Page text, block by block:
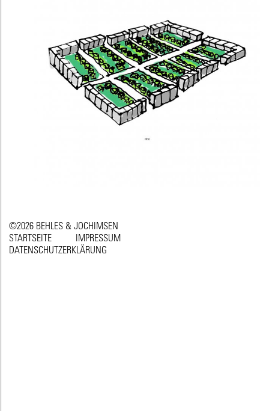
©2026 BEHLES & JOCHIMSEN
STARTSEITE
IMPRESSUM
DATENSCHUTZERKLÄRUNG